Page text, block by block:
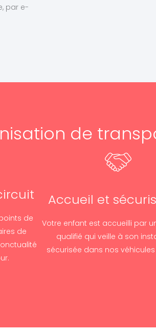
par e-
de
de
de
Accueil et
Votre enfant est accueilli par
qualifié qui veille à son
sécurisée dans nos